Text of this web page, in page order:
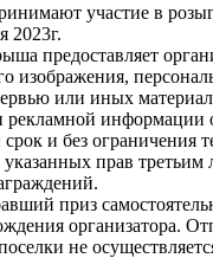
участие в
2023г.
предоставляет
изображения,
или иных
рекламной информации
и без ограничения
прав
приз
организатора.
не